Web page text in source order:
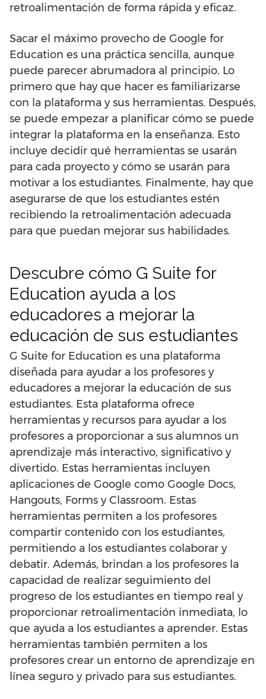
retroalimentación de forma rápida y eficaz.
Sacar el máximo provecho de Google for
Education es una práctica sencilla, aunque
puede parecer abrumadora al principio. Lo
primero que hay que hacer es familiarizarse
con la plataforma y sus herramientas. Después,
se puede empezar a planificar cómo se puede
integrar la plataforma en la enseñanza. Esto
incluye decidir qué herramientas se usarán
para cada proyecto y cómo se usarán para
motivar a los estudiantes. Finalmente, hay que
asegurarse de que los estudiantes estén
recibiendo la retroalimentación adecuada
para que puedan mejorar sus habilidades.
Descubre cómo G Suite for
Education ayuda a los
educadores a mejorar la
educación de sus estudiantes
G Suite for Education es una plataforma
diseñada para ayudar a los profesores y
educadores a mejorar la educación de sus
estudiantes. Esta plataforma ofrece
herramientas y recursos para ayudar a los
profesores a proporcionar a sus alumnos un
aprendizaje más interactivo, significativo y
divertido. Estas herramientas incluyen
aplicaciones de Google como Google Docs,
Hangouts, Forms y Classroom. Estas
herramientas permiten a los profesores
compartir contenido con los estudiantes,
permitiendo a los estudiantes colaborar y
debatir. Además, brindan a los profesores la
capacidad de realizar seguimiento del
progreso de los estudiantes en tiempo real y
proporcionar retroalimentación inmediata, lo
que ayuda a los estudiantes a aprender. Estas
herramientas también permiten a los
profesores crear un entorno de aprendizaje en
línea seguro y privado para sus estudiantes.